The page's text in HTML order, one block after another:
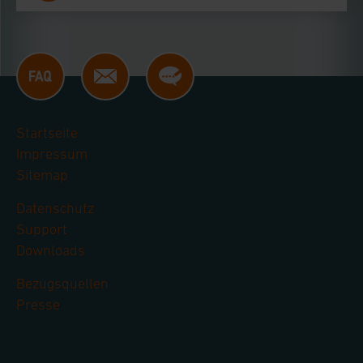
Startseite
Impressum
Sitemap
Datenschutz
Support
Downloads
Bezugsquellen
Presse